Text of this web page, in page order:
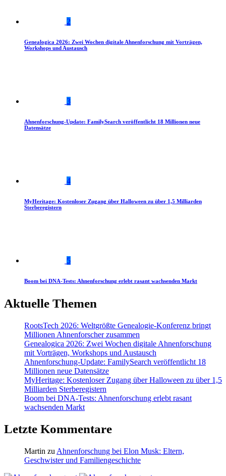
2
Genealogica 2026: Zwei Wochen digitale Ahnenforschung mit Vorträgen,
Workshops und Austausch
3
Ahnenforschung-Update: FamilySearch veröffentlicht 18 Millionen neue
Datensätze
4
MyHeritage: Kostenloser Zugang über Halloween zu über 1,5 Milliarden
Sterberegistern
5
Boom bei DNA-Tests: Ahnenforschung erlebt rasant wachsenden Markt
Aktuelle Themen
RootsTech 2026: Weltgrößte Genealogie-Konferenz bringt
Millionen Ahnenforscher zusammen
Genealogica 2026: Zwei Wochen digitale Ahnenforschung
mit Vorträgen, Workshops und Austausch
Ahnenforschung-Update: FamilySearch veröffentlicht 18
Millionen neue Datensätze
MyHeritage: Kostenloser Zugang über Halloween zu über 1,5
Milliarden Sterberegistern
Boom bei DNA-Tests: Ahnenforschung erlebt rasant
wachsenden Markt
Letzte Kommentare
Martin zu Ahnenforschung bei Elon Musk: Eltern,
Geschwister und Familiengeschichte